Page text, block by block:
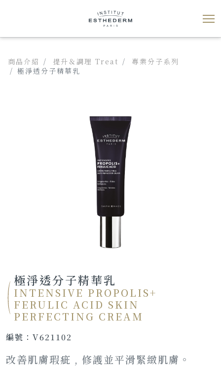
商品介紹 提升＆調理 Treat
專業分子系列
極淨透分子精華乳
極淨透分子精華乳
INTENSIVE PROPOLIS+
FERULIC ACID SKIN
PERFECTING CREAM
編號： V621102
改善肌膚瑕疵 , 修護並平滑緊緻肌膚。